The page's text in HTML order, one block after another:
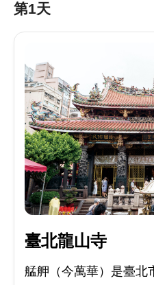
第1天
臺北龍山寺
艋舺（今萬華）是臺北